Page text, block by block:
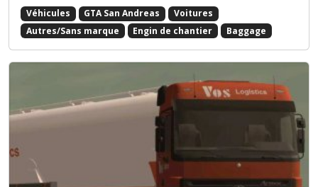
Véhicules GTA San Andreas
Voitures
Autres/Sans marque
Engin de chantier Baggage